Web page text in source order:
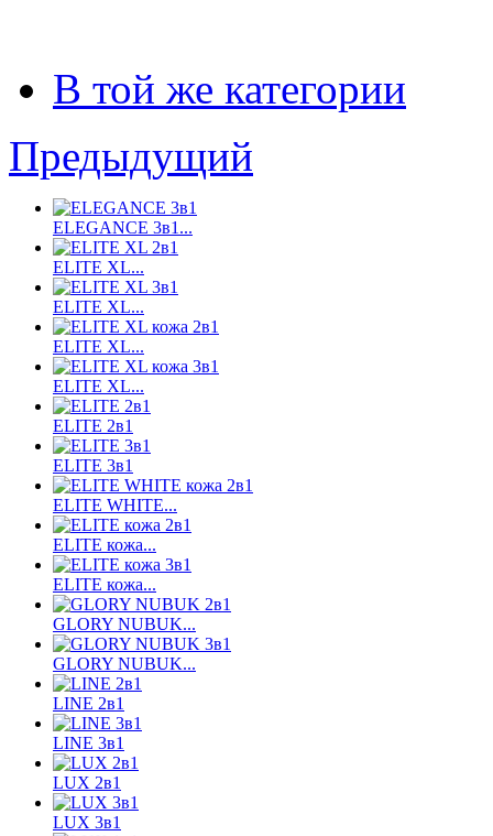
В той же категории
Предыдущий
ELEGANCE 3в1...
ELITE XL...
ELITE XL...
ELITE XL...
ELITE XL...
ELITE 2в1
ELITE 3в1
ELITE WHITE...
ELITE кожа...
ELITE кожа...
GLORY NUBUK...
GLORY NUBUK...
LINE 2в1
LINE 3в1
LUX 2в1
LUX 3в1